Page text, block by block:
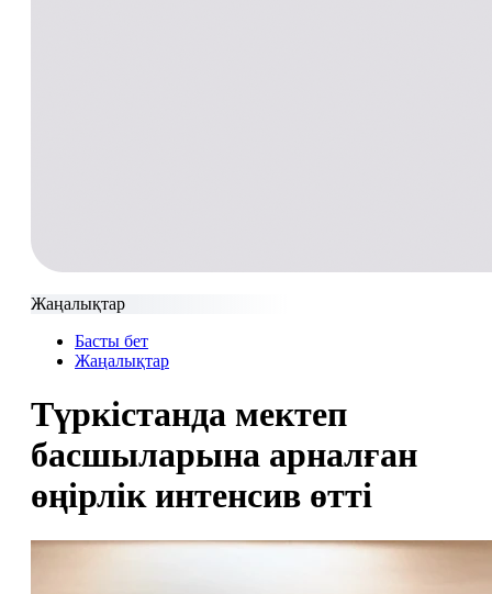
Жаңалықтар
Басты бет
Жаңалықтар
Түркістанда мектеп
басшыларына арналған
өңірлік интенсив өтті